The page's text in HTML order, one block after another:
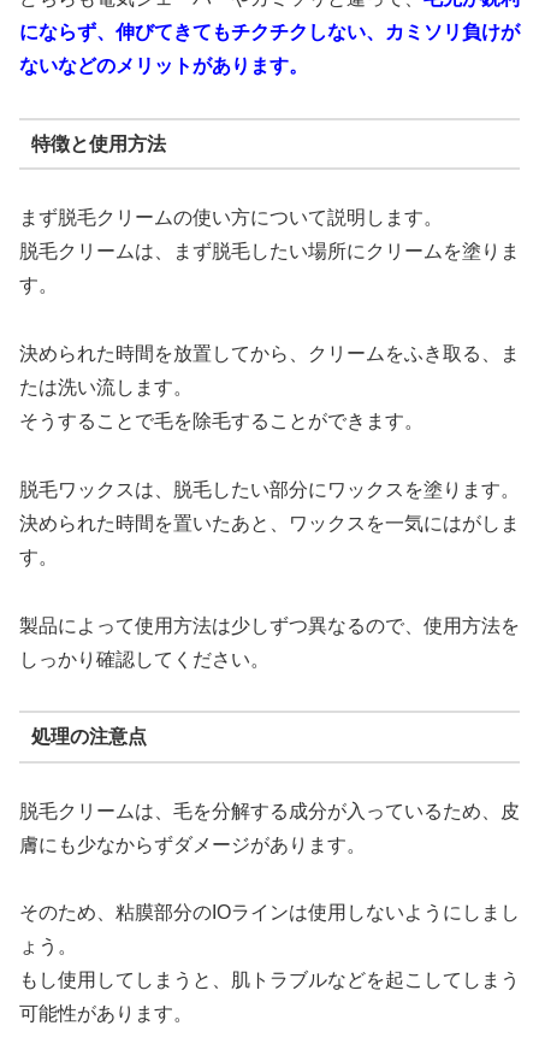
にならず、伸びてきてもチクチクしない、カミソリ負けが
ないなどのメリットがあります。
特徴と使用方法
まず脱毛クリームの使い方について説明します。
脱毛クリームは、まず脱毛したい場所にクリームを塗りま
す。
決められた時間を放置してから、クリームをふき取る、ま
たは洗い流します。
そうすることで毛を除毛することができます。
脱毛ワックスは、脱毛したい部分にワックスを塗ります。
決められた時間を置いたあと、ワックスを一気にはがしま
す。
製品によって使用方法は少しずつ異なるので、使用方法を
しっかり確認してください。
処理の注意点
脱毛クリームは、毛を分解する成分が入っているため、皮
膚にも少なからずダメージがあります。
そのため、粘膜部分のIOラインは使用しないようにしまし
ょう。
もし使用してしまうと、肌トラブルなどを起こしてしまう
可能性があります。